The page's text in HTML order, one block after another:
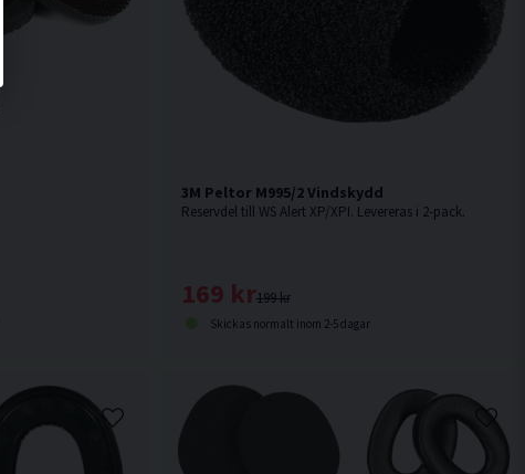
3M Peltor M995/2 Vindskydd
Reservdel till WS Alert XP/XPI. Levereras i 2-pack.
199 kr
169 kr
Skickas normalt inom 2-5 dagar